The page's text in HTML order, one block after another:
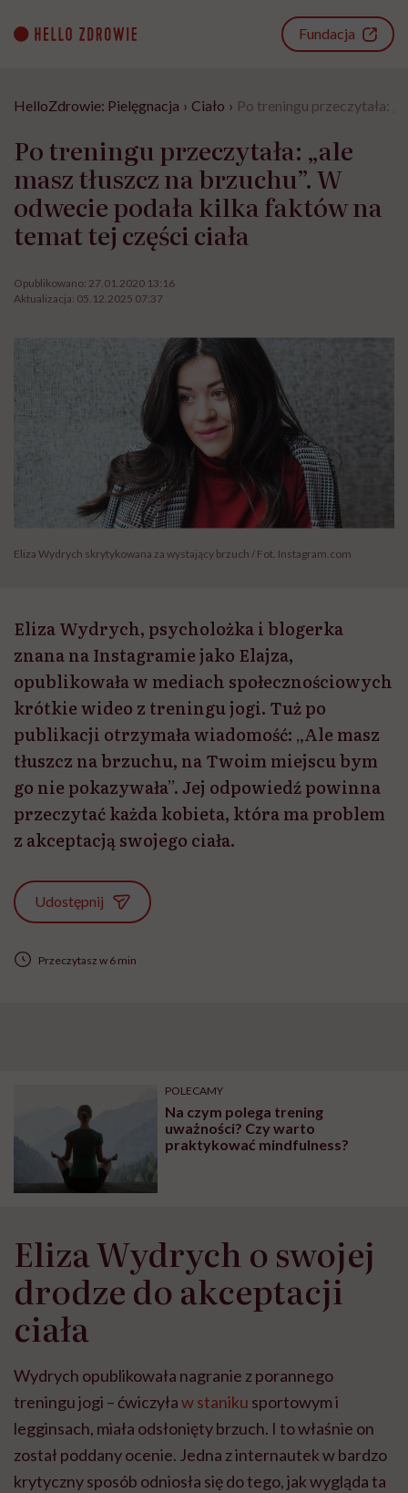
content
Fundacja
HelloZdrowie: Pielęgnacja › Ciało › Po treningu przeczytała:
Po treningu przeczytała: „ale
masz tłuszcz na brzuchu”. W
odwecie podała kilka faktów na
temat tej części ciała
Opublikowano: 27.01.2020 13:16
Aktualizacja: 05.12.2025 07:37
Eliza Wydrych skrytykowana za wystający brzuch / Fot. Instagram.com
Eliza Wydrych, psycholożka i blogerka
znana na Instagramie jako Elajza,
opublikowała w mediach społecznościowych
krótkie wideo z treningu jogi. Tuż po
publikacji otrzymała wiadomość: „Ale masz
tłuszcz na brzuchu, na Twoim miejscu bym
go nie pokazywała”. Jej odpowiedź powinna
przeczytać każda kobieta, która ma problem
z akceptacją swojego ciała.
Udostępnij
Przeczytasz w 6 min
POLECAMY
Na czym polega trening
uważności? Czy warto
praktykować mindfulness?
Eliza Wydrych o swojej
drodze do akceptacji
ciała
Wydrych opublikowała nagranie z porannego
treningu jogi – ćwiczyław staniku sportowym i
legginsach, miała odsłonięty brzuch. I to właśnie on
został poddany ocenie. Jedna z internautek w bardzo
krytyczny sposób odniosła się do tego, jak wygląda ta